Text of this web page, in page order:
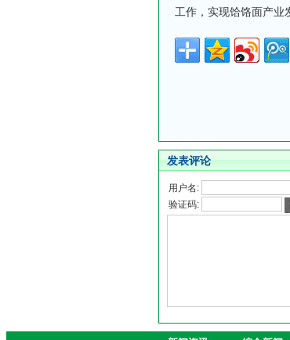
工作，实现饸饹面产业
发表评论
用户名:
验证码: